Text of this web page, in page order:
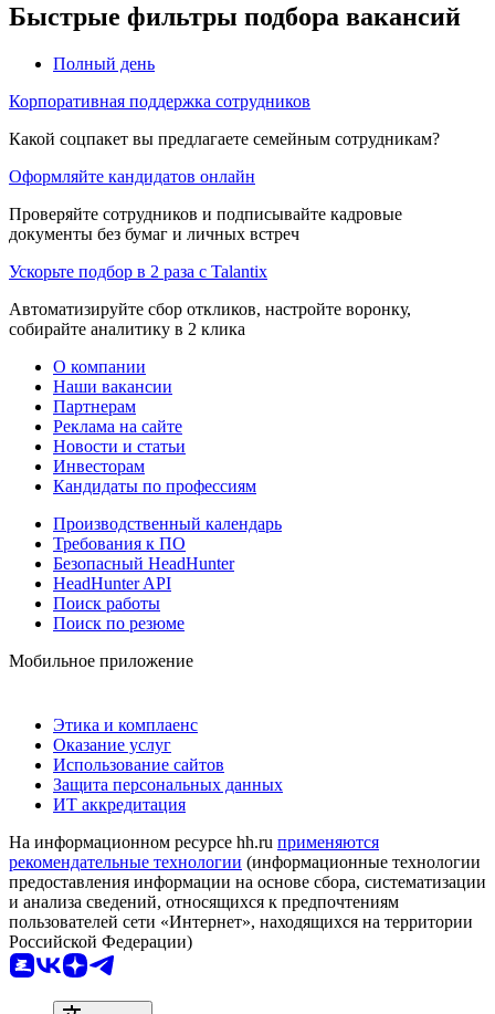
Быстрые фильтры подбора вакансий
Полный день
Корпоративная поддержка сотрудников
Какой соцпакет вы предлагаете семейным сотрудникам?
Оформляйте кандидатов онлайн
Проверяйте сотрудников и подписывайте кадровые
документы без бумаг и личных встреч
Ускорьте подбор в 2 раза с Talantix
Автоматизируйте сбор откликов, настройте воронку,
собирайте аналитику в 2 клика
О компании
Наши вакансии
Партнерам
Реклама на сайте
Новости и статьи
Инвесторам
Кандидаты по профессиям
Производственный календарь
Требования к ПО
Безопасный HeadHunter
HeadHunter API
Поиск работы
Поиск по резюме
Мобильное приложение
Этика и комплаенс
Оказание услуг
Использование сайтов
Защита персональных данных
ИТ аккредитация
На информационном ресурсе hh.ru применяются
рекомендательные технологии (информационные технологии
предоставления информации на основе сбора, систематизации
и анализа сведений, относящихся к предпочтениям
пользователей сети «Интернет», находящихся на территории
Российской Федерации)